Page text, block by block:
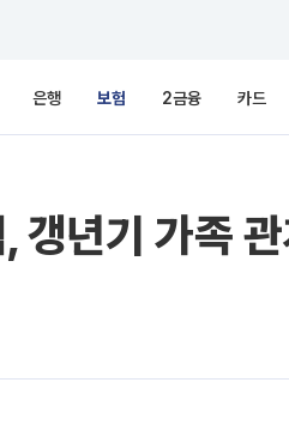
은행 보험 2금융 카드
갱년기 가족